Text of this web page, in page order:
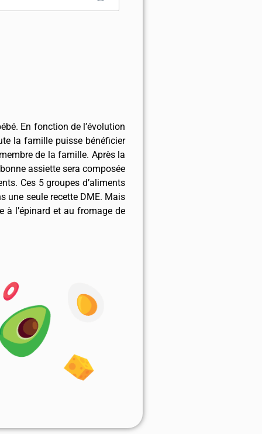
En fonction de l’évolution
la famille puisse bénéficier
de la famille. Après la
assiette sera composée
Ces 5 groupes d’aliments
une seule recette DME. Mais
à l’épinard et au fromage de